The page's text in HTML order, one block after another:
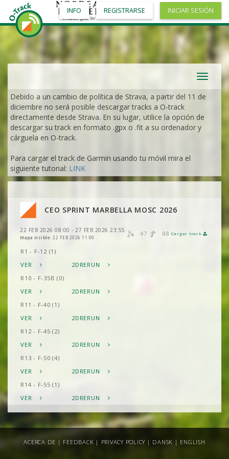
Toggle
Debido a un cambio de política de Strava, a partir del 11 de
diciembre no será posible descargar tracks a O-track
directamente desde Strava. En su lugar, utilice la opción de
descargar su track en formato .gpx o .fit a su ordenador y
cárguela en O-track.
Para cargar el track de Garmin usando tu móvil mira el
siguiente tutorial: LINK
CEO SPRINT MARBELLA MOSC 2026
22 FEB 2026 08:00 - 27 FEB 2026 23:55
Mapa visible: 22 FEB 2026 11:00
47 88 Cargar track
R1 - F-12 (1)
VER
2DRERUN
R10 - F-35B (0)
VER
2DRERUN
R11 - F-40 (1)
VER
2DRERUN
R12 - F-45 (2)
VER
2DRERUN
R13 - F-50 (4)
VER
2DRERUN
R14 - F-55 (1)
VER
2DRERUN
R15 - F-60 (0)
2DRERUN
INFO REGISTRARSE INICIAR SESIÓN
ACERCA DE | FEEDBACK | PRIVACY POLICY | DANSK | ENGLISH